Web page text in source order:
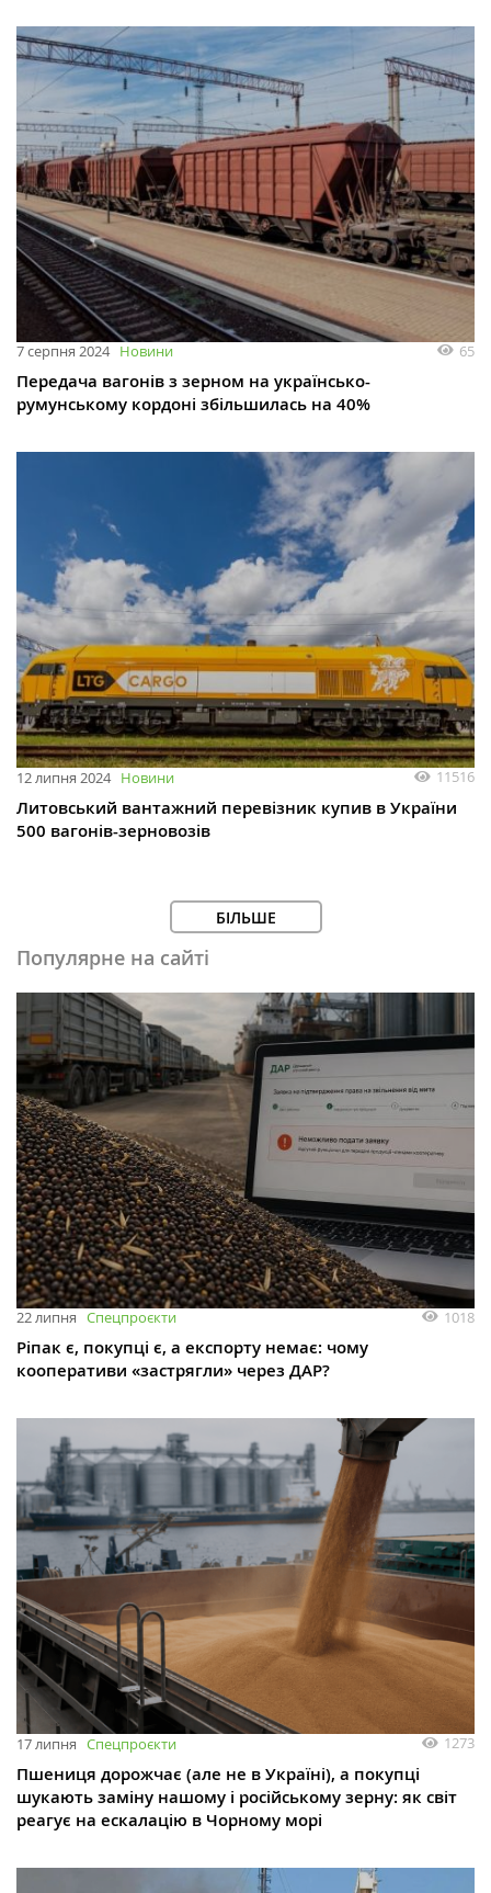
7 серпня 2024 Новини 65
Передача вагонів з зерном на українсько-
румунському кордоні збільшилась на 40%
12 липня 2024 Новини 11516
Литовський вантажний перевізник купив в України
500 вагонів-зерновозів
БІЛЬШЕ
Популярне на сайті
22 липня Спецпроєкти 1018
Ріпак є, покупці є, а експорту немає: чому
кооперативи «застрягли» через ДАР?
17 липня Спецпроєкти 1273
Пшениця дорожчає (але не в Україні), а покупці
шукають заміну нашому і російському зерну: як світ
реагує на ескалацію в Чорному морі